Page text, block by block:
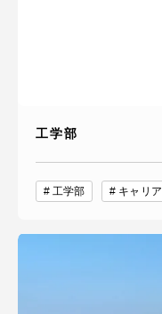
工学部
工学部 キャリア